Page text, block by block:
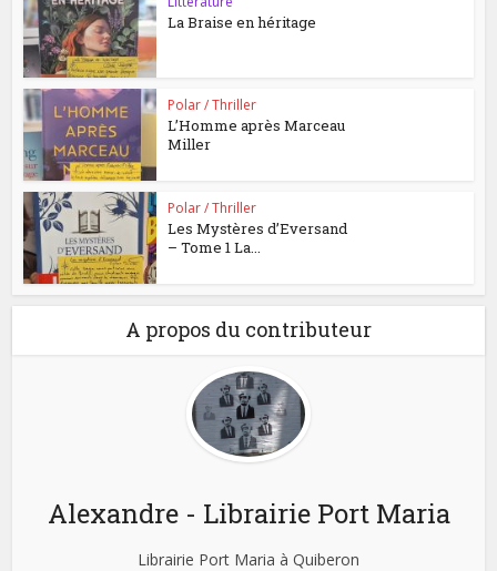
La Braise en héritage
Polar / Thriller
L’Homme après Marceau
Miller
Polar / Thriller
Les Mystères d’Eversand
– Tome 1 La...
A propos du contributeur
Alexandre - Librairie Port Maria
Librairie Port Maria à Quiberon